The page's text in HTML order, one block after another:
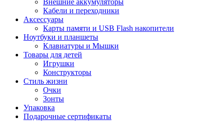
Внешние аккумуляторы
Кабели и переходники
Аксессуары
Карты памяти и USB Flash накопители
Ноутбуки и планшеты
Клавиатуры и Мышки
Товары для детей
Игрушки
Конструкторы
Стиль жизни
Очки
Зонты
Упаковка
Подарочные сертификаты